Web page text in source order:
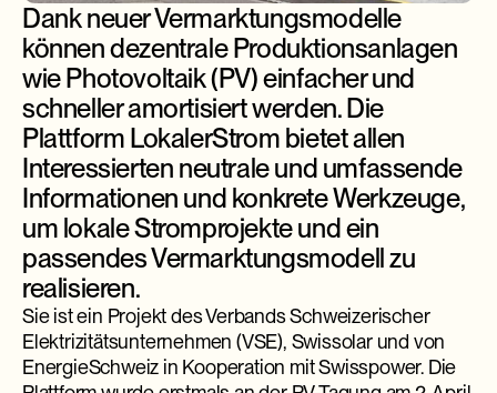
Dank neuer Vermarktungsmodelle
können dezentrale Produktionsanlagen
wie Photovoltaik (PV) einfacher und
schneller amortisiert werden. Die
Plattform LokalerStrom bietet allen
Interessierten neutrale und umfassende
Informationen und konkrete Werkzeuge,
um lokale Stromprojekte und ein
passendes Vermarktungsmodell zu
realisieren.
Sie ist ein Projekt des Verbands Schweizerischer
Elektrizitätsunternehmen (VSE), Swissolar und von
EnergieSchweiz in Kooperation mit Swisspower. Die